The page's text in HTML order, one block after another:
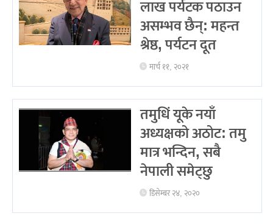
लाख पर्यटक पठाउन
असम्भव छैन्: महन्त
श्रेष्ठ, पर्यटन दूत
मार्च ११, २०२१
तमुधिं यूके नयाँ
अध्यक्षको अठोट: तमु
मात्र भन्दिन, सबै
नेपाली समेट्छु
डिसेम्बर २४, २०२०